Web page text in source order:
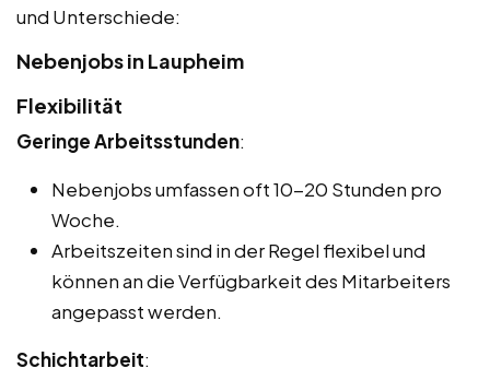
und Unterschiede:
Nebenjobs in Laupheim
Flexibilität
Geringe Arbeitsstunden:
Nebenjobs umfassen oft 10-20 Stunden pro
Woche.
Arbeitszeiten sind in der Regel flexibel und
können an die Verfügbarkeit des Mitarbeiters
angepasst werden.
Schichtarbeit: